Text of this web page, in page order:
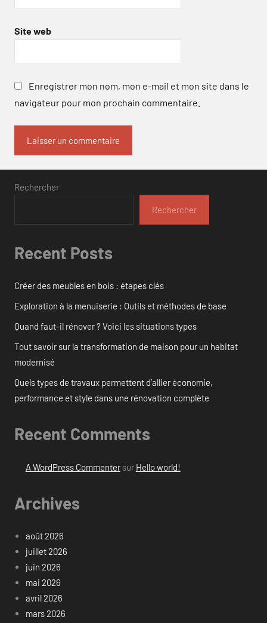
Site web
Enregistrer mon nom, mon e-mail et mon site dans le
navigateur pour mon prochain commentaire.
Rechercher
Rechercher
Recent Posts
Créer des meubles en bois : étapes clés
Exploration à la menuiserie : Outils et méthodes de base
Quand faut-il rénover ? Voici les situations types
Tout savoir sur la transformation de maison pour un habitat
modernisé
Quels types de travaux permettent d’allier économie,
performance et style dans une rénovation complète
Recent Comments
A WordPress Commentersur Hello world!
Archives
août 2026
juillet 2026
juin 2026
mai 2026
avril 2026
mars 2026